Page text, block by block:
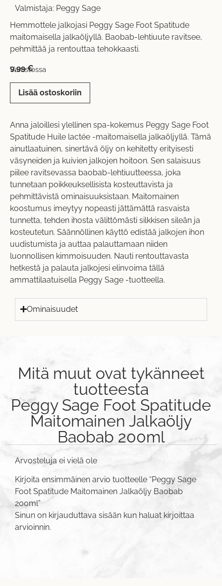
Valmistaja: Peggy Sage
Hemmottele jalkojasi Peggy Sage Foot Spatitude
maitomaisella jalkaöljyllä. Baobab-lehtiuute ravitsee,
pehmittää ja rentouttaa tehokkaasti.
9,99€
Varastossa
Lisää ostoskoriin
Anna jaloillesi ylellinen spa-kokemus Peggy Sage Foot
Spatitude Huile lactée -maitomaisella jalkaöljyllä. Tämä
ainutlaatuinen, sinertävä öljy on kehitetty erityisesti
väsyneiden ja kuivien jalkojen hoitoon. Sen salaisuus
piilee ravitsevassa baobab-lehtiuutteessa, joka
tunnetaan poikkeuksellisista kosteuttavista ja
pehmittävistä ominaisuuksistaan. Maitomainen
koostumus imeytyy nopeasti jättämättä rasvaista
tunnetta, tehden ihosta välittömästi silkkisen sileän ja
kosteutetun. Säännöllinen käyttö edistää jalkojen ihon
uudistumista ja auttaa palauttamaan niiden
luonnollisen kimmoisuuden. Nauti rentouttavasta
hetkestä ja palauta jalkojesi elinvoima tällä
ammattilaatuisella Peggy Sage -tuotteella.
Ominaisuudet
Mitä muut ovat tykänneet
tuotteesta
Peggy Sage Foot Spatitude
Maitomainen Jalkaöljy
Baobab 200ml
Arvosteluja ei vielä ole
Kirjoita ensimmäinen arvio tuotteelle “Peggy Sage
Foot Spatitude Maitomainen Jalkaöljy Baobab
200ml”
Sinun on kirjauduttava sisään kun haluat kirjoittaa
arvioinnin.